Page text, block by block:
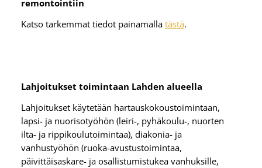
remontointiin
Katso tarkemmat tiedot painamalla tästä.
Lahjoitukset toimintaan Lahden alueella
Lahjoitukset käytetään hartauskokoustoimintaan,
lapsi- ja nuorisotyöhön (leiri-, pyhäkoulu-, nuorten
ilta- ja rippikoulutoimintaa), diakonia- ja
vanhustyöhön (ruoka-avustustoimintaa,
päivittäisaskare- ja osallistumistukea vanhuksille,